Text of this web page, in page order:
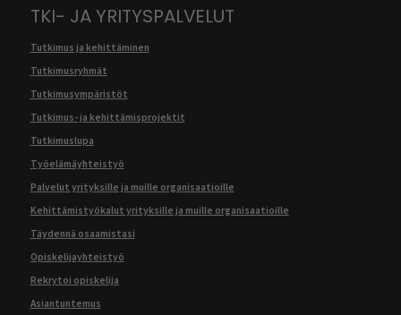
TKI- JA YRITYSPALVELUT
Tutkimus ja kehittäminen
Tutkimusryhmät
Tutkimusympäristöt
Tutkimus- ja kehittämisprojektit
Tutkimuslupa
Työelämäyhteistyö
Palvelut yrityksille ja muille organisaatioille
Kehittämistyökalut yrityksille ja muille organisaatioille
Täydennä osaamistasi
Opiskelijayhteistyö
Rekrytoi opiskelija
Asiantuntemus